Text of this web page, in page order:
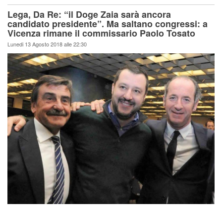
Lega, Da Re: “il Doge Zaia sarà ancora
candidato presidente”. Ma saltano congressi: a
Vicenza rimane il commissario Paolo Tosato
Lunedi 13 Agosto 2018 alle 22:30